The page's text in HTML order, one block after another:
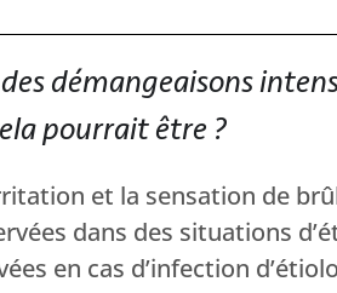
démangeaisons
pourrait être ?
et la sensation de
dans des situations
en cas d’infection